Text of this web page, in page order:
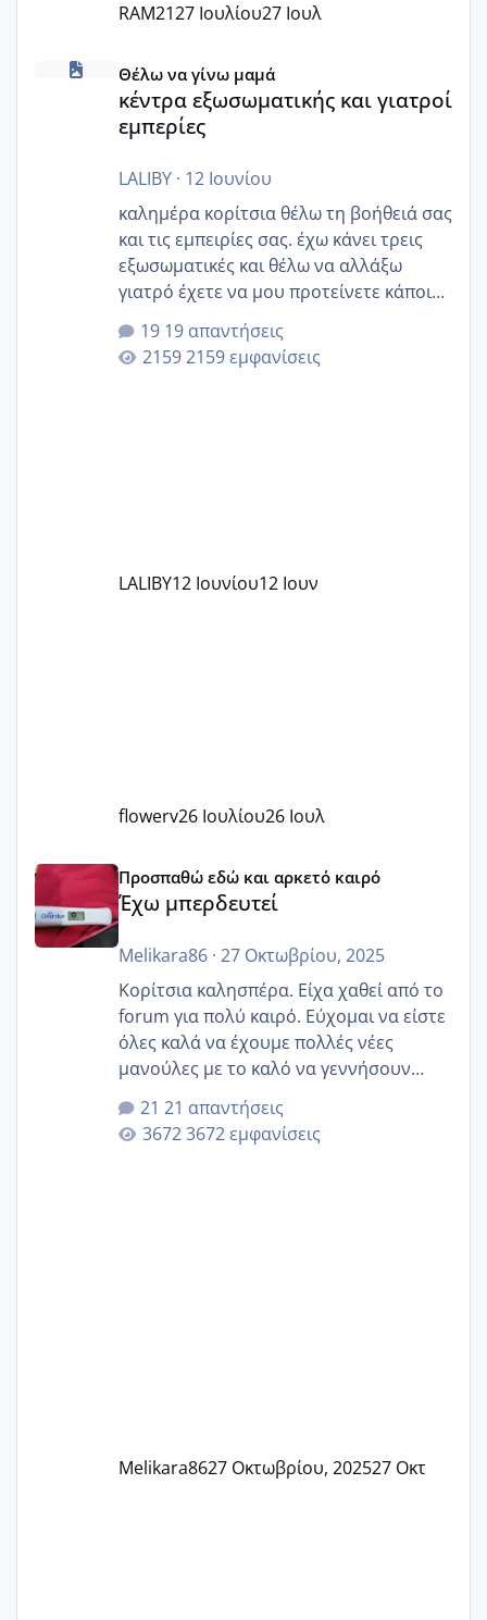
RAM2127 Ιουλίου27 Ιουλ
κέντρα εξωσωματικής και γιατροί εμπερίες
Θέλω να γίνω μαμά
κέντρα εξωσωματικής και γιατροί
εμπερίες
LALIBY· 12 Ιουνίου
καλημέρα κορίτσια θέλω τη βοήθειά σας
και τις εμπειρίες σας. έχω κάνει τρεις
εξωσωματικές και θέλω να αλλάξω
γιατρό έχετε να μου προτείνετε κάποιον
που μείνατε ευχαριστημένες και είχατε
επιιτυχία? έκανα στο υγεία με τον
ζερβομανωλάκη (δεν το εψαξε καθόλου
19 απαντήσεις
2159 εμφανίσεις
LALIBY12 Ιουνίου12 Ιουν
flowerv26 Ιουλίου26 Ιουλ
Έχω μπερδευτεί
Προσπαθώ εδώ και αρκετό καιρό
Έχω μπερδευτεί
Melikara86· 27 Οκτωβρίου, 2025
Κορίτσια καλησπέρα. Είχα χαθεί από το
forum για πολύ καιρό. Εύχομαι να είστε
όλες καλά να έχουμε πολλές νέες
μανούλες με το καλό να γεννήσουν
αυτές που ήδη περιμένουν. Να πάρουν
γερα μωράκια στην αγκαλίτσα τους
🙏🏼🙏🏼 Ας πάμε λοιπόν στο θέμα μου.
21 απαντήσεις
3672 εμφανίσεις
Melikara8627 Οκτωβρίου, 202527 Οκτ